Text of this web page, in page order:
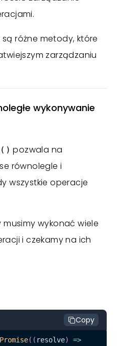
różne metody, które
zarządzaniu
wykonywanie
pozwala na
równolegle i
wszystkie operacje
wykonać wiele
i czekamy na ich
Copy
Promise( ( resolve)
=>